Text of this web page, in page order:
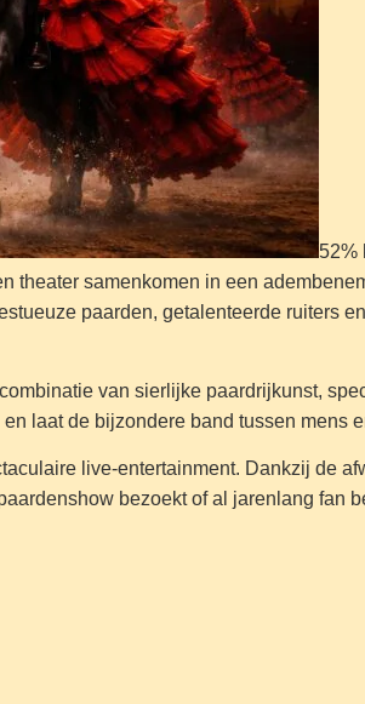
52%
theater samenkomen in een
paarden, getalenteerde ruiters
van sierlijke paardrijkunst,
laat de bijzondere band tussen mens
live-entertainment. Dankzij de
bezoekt of al jarenlang fan